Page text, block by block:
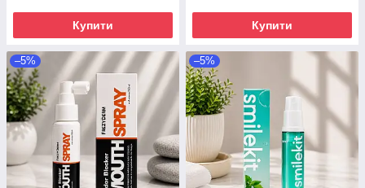
Купити Купити
–5% –5%